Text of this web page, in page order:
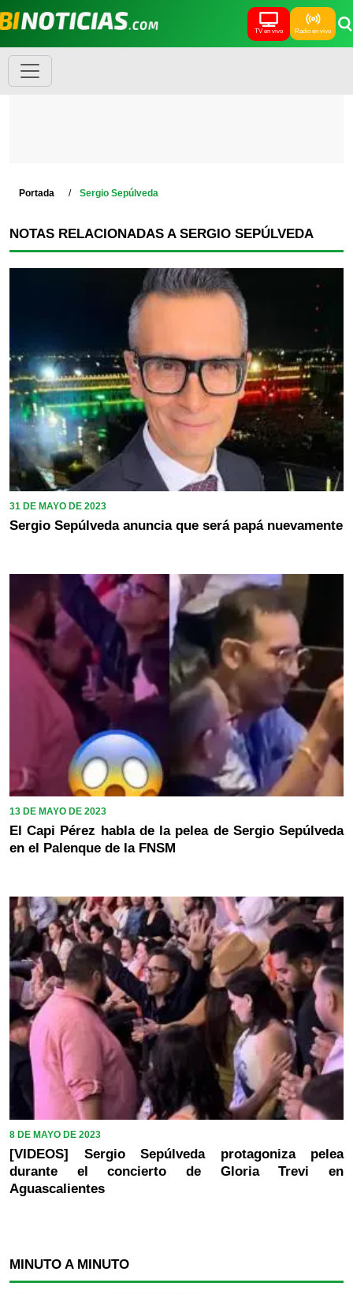
TV en vivo Radio en vivo
Portada Sergio Sepúlveda
NOTAS RELACIONADAS A SERGIO SEPÚLVEDA
31 DE MAYO DE 2023
Sergio Sepúlveda anuncia que será papá nuevamente
13 DE MAYO DE 2023
El Capi Pérez habla de la pelea de Sergio Sepúlveda
en el Palenque de la FNSM
8 DE MAYO DE 2023
[VIDEOS] Sergio Sepúlveda protagoniza pelea
durante el concierto de Gloria Trevi en
Aguascalientes
MINUTO A MINUTO